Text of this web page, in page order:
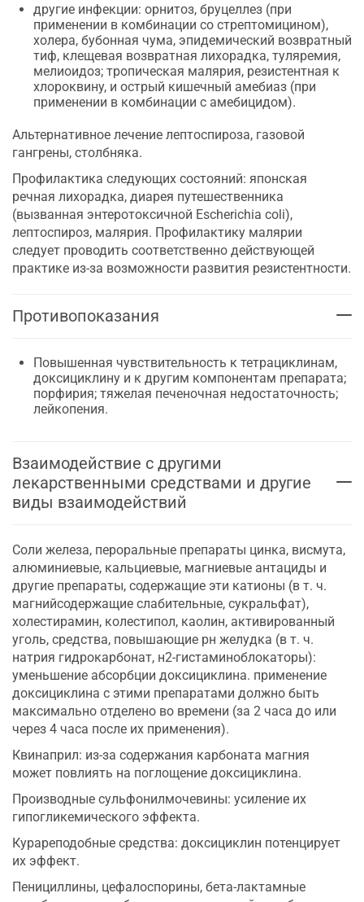
другие инфекции: орнитоз, бруцеллез (при
применении в комбинации со стрептомицином),
холера, бубонная чума, эпидемический возвратный
тиф, клещевая возвратная лихорадка, туляремия,
мелиоидоз; тропическая малярия, резистентная к
хлороквину, и острый кишечный амебиаз (при
применении в комбинации с амебицидом).
Альтернативное лечение лептоспироза, газовой
гангрены, столбняка.
Профилактика следующих состояний: японская
речная лихорадка, диарея путешественника
(вызванная энтеротоксичной Escherichia coli),
лептоспироз, малярия. Профилактику малярии
следует проводить соответственно действующей
практике из-за возможности развития резистентности.
Противопоказания
Повышенная чувствительность к тетрациклинам,
доксициклину и к другим компонентам препарата;
порфирия; тяжелая печеночная недостаточность;
лейкопения.
Взаимодействие с другими
лекарственными средствами и другие
виды взаимодействий
Соли железа, пероральные препараты цинка, висмута,
алюминиевые, кальциевые, магниевые антациды и
другие препараты, содержащие эти катионы (в т. ч.
магнийсодержащие слабительные, сукральфат),
холестирамин, колестипол, каолин, активированный
уголь, средства, повышающие рн желудка (в т. ч.
натрия гидрокарбонат, н2-гистаминоблокаторы):
уменьшение абсорбции доксициклина. применение
доксициклина с этими препаратами должно быть
максимально отделено во времени (за 2 часа до или
через 4 часа после их применения).
Квинаприл: из-за содержания карбоната магния
может повлиять на поглощение доксициклина.
Производные сульфонилмочевины: усиление их
гипогликемического эффекта.
Курареподобные средства: доксициклин потенцирует
их эффект.
Пенициллины, цефалоспорины, бета-лактамные